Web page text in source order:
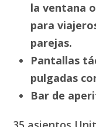
la ventana
para
parejas.
Pantallas
pulgadas
Bar de